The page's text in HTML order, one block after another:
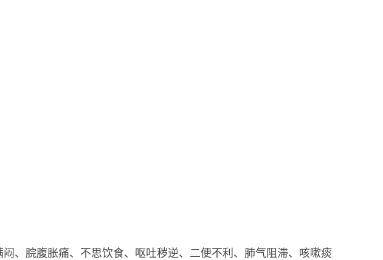
、脘腹胀痛、不思饮食、呕吐秽逆、二便不利、肺气阻滞、咳嗽痰